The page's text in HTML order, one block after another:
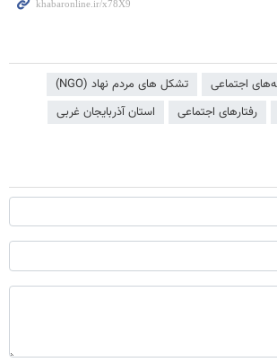
اجتماعی
تشکل های مردم نهاد (NGO)
رفتارهای اجتماعی استان آذربایجان غربی